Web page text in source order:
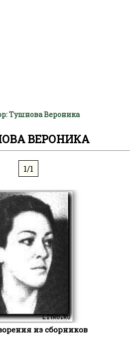
Тушнова Вероника
ВЕРОНИКА
1/1
из сборников